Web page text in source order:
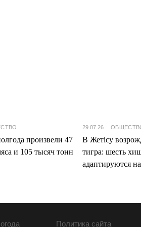
произвели 47
и 105 тысяч тонн
29.07.26
В Жетісу
тигра: шесть
адаптируются
Политика сайта